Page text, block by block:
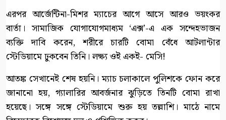
এরপর আর্জেন্টিনা-মিশর ম্যাচের আগে আসে আরও ভয়ংকর
বার্তা। সামাজিক যোগাযোগমাধ্যম ‘এক্স’-এ এক সন্দেহভাজন
ব্যক্তি দাবি করেন, শরীরে চারটি বোমা বেঁধে আটলান্টার
স্টেডিয়ামে ঢুকবেন তিনি। লক্ষ্য ওই একই- মেসি!
আতঙ্ক সেখানেই শেষ হয়নি। ম্যাচ চলাকালে পুলিশকে ফোন করে
জানানো হয়, গ্যালারির আবর্জনার ঝুড়িতে তিনটি বোমা রাখা
হয়েছে। সঙ্গে সঙ্গে স্টেডিয়ামে শুরু হয় তল্লাশি। মাঠে নামে